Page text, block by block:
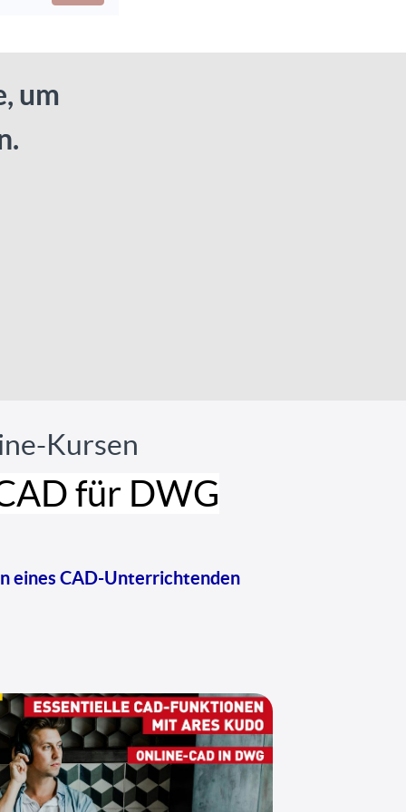
um
Kursen
für DWG
eines CAD-Unterrichtenden